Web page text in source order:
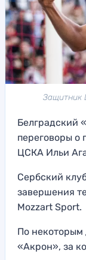
Защитник
Белградский
переговоры о
ЦСКА Ильи
Сербский
завершения
Mozzart Sport.
По некоторым
«Акрон», за